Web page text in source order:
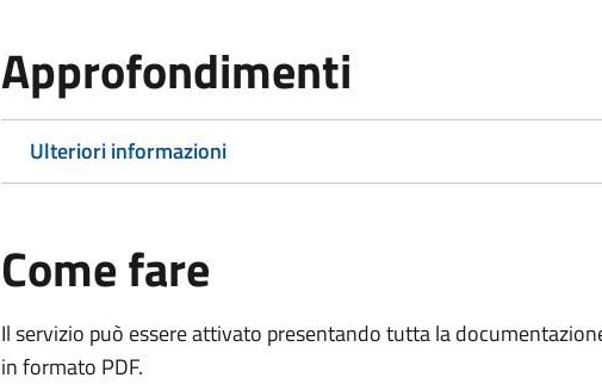
Approfondimenti
Ulteriori informazioni
Come fare
Il servizio può essere attivato presentando tutta la
in formato PDF.